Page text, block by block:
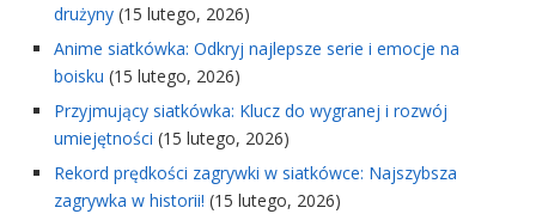
drużyny (15 lutego, 2026)
Anime siatkówka: Odkryj najlepsze serie i emocje na
boisku (15 lutego, 2026)
Przyjmujący siatkówka: Klucz do wygranej i rozwój
umiejętności (15 lutego, 2026)
Rekord prędkości zagrywki w siatkówce: Najszybsza
zagrywka w historii! (15 lutego, 2026)